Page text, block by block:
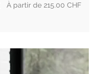
Prix 215.00 CHF